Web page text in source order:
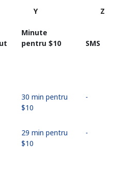
Y Z
Minute
pentru ⁦$10⁩
SMS
30 min pentru
⁦$10⁩
-
29 min pentru
⁦$10⁩
-